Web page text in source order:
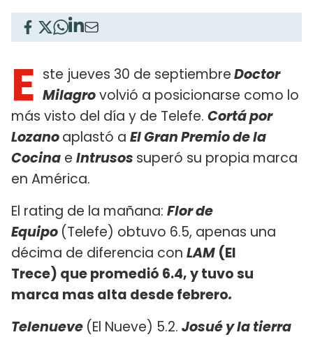
E ste jueves 30 de septiembreDoctor
Milagrovolvió a posicionarse como lo
más visto del día y de Telefe. Cortá por
Lozanoaplastó a El Gran Premio de la
Cocina e Intrusos superó su propia marca
en América.
El rating de la mañana: Flor de
Equipo (Telefe) obtuvo 6.5, apenas una
décima de diferencia con LAM (El
Trece) que promedió 6.4, y tuvo su
marca mas alta desde febrero.
Telenueve (El Nueve) 5.2. Josué y la tierra